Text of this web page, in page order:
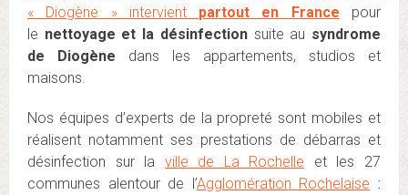
« Diogène » intervient partout en France pour
le nettoyage et la désinfectionsuite au syndrome
de Diogène dans les appartements, studios et
maisons.
Nos équipes d’experts de la propreté sont mobiles et
réalisent notamment ses prestations de débarras et
désinfection sur la ville de La Rochelle et les 27
communes alentour de l’Agglomération Rochelaise :